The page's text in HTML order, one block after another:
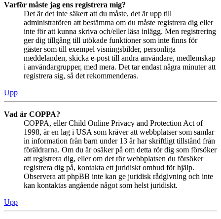
Varför måste jag ens registrera mig?
Det är det inte säkert att du måste, det är upp till
administratören att bestämma om du måste registrera dig eller
inte för att kunna skriva och/eller läsa inlägg. Men registrering
ger dig tillgång till utökade funktioner som inte finns för
gäster som till exempel visningsbilder, personliga
meddelanden, skicka e-post till andra användare, medlemskap
i användargrupper, med mera. Det tar endast några minuter att
registrera sig, så det rekommenderas.
Upp
Vad är COPPA?
COPPA, eller Child Online Privacy and Protection Act of
1998, är en lag i USA som kräver att webbplatser som samlar
in information från barn under 13 år har skriftligt tillstånd från
föräldrarna. Om du är osäker på om detta rör dig som försöker
att registrera dig, eller om det rör webbplatsen du försöker
registrera dig på, kontakta ett juridiskt ombud för hjälp.
Observera att phpBB inte kan ge juridisk rådgivning och inte
kan kontaktas angående något som helst juridiskt.
Upp